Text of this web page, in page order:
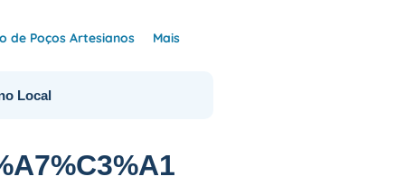
de Poços Artesianos Mais
Local